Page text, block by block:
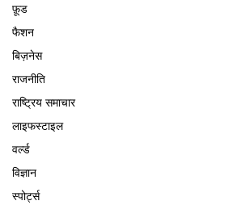
फ़ूड
फैशन
बिज़नेस
राजनीति
राष्ट्रिय समाचार
लाइफस्टाइल
वर्ल्ड
विज्ञान
स्पोर्ट्स